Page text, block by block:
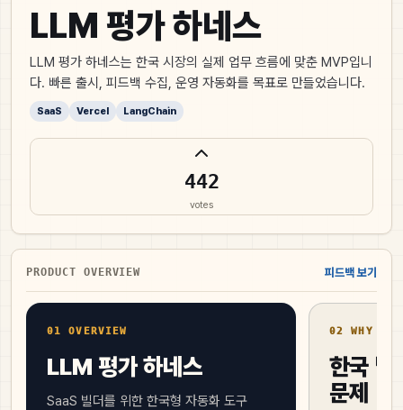
LLM 평가 하네스
LLM 평가 하네스는 한국 시장의 실제 업무 흐름에 맞춘 MVP입니
다. 빠른 출시, 피드백 수집, 운영 자동화를 목표로 만들었습니다.
SaaS Vercel LangChain
442
votes
PRODUCT OVERVIEW 피드백 보기
01 OVERVIEW
LLM 평가 하네스
SaaS 빌더를 위한 한국형 자동화 도구
02 WHY NOW
한국 빌
문제